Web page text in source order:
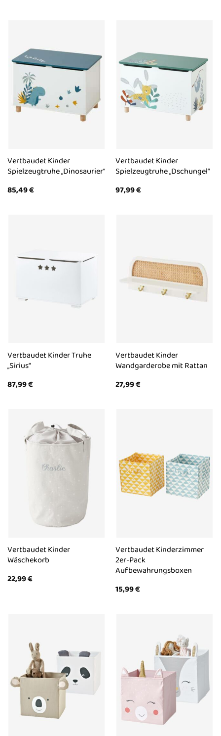
Vertbaudet Kinder
Spielzeugtruhe „Dinosaurier“
85,49€
Vertbaudet Kinder
Spielzeugtruhe „Dschungel“
97,99€
Vertbaudet Kinder Truhe
„Sirius“
87,99€
Vertbaudet Kinder
Wandgarderobe mit Rattan
27,99€
Vertbaudet Kinder
Wäschekorb
22,99€
Vertbaudet Kinderzimmer
2er-Pack
Aufbewahrungsboxen
15,99€